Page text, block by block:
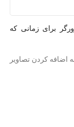
برای زمانی که
اضافه کردن تصاویر